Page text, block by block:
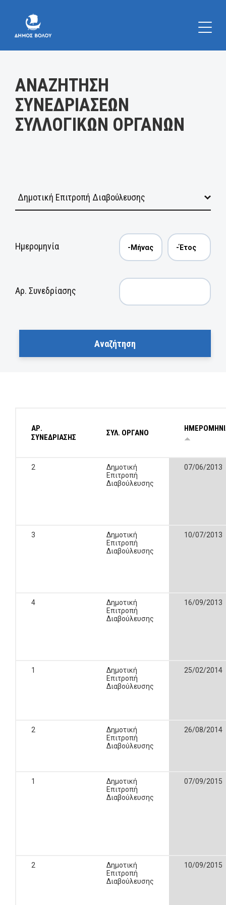
ΑΝΑΖΗΤΗΣΗ
ΣΥΝΕΔΡΙΑΣΕΩΝ
ΣΥΛΛΟΓΙΚΩΝ ΟΡΓΑΝΩΝ
Ημερομηνία
Αρ. Συνεδρίασης
ΑΡ.
ΣΥΝΕΔΡΙΑΣΗΣ
ΣΥΛ. ΟΡΓΑΝΟ
2
Δημοτική
Επιτροπή
Διαβούλευσης
07/06/2013
3
Δημοτική
Επιτροπή
Διαβούλευσης
10/07/2013
4
Δημοτική
Επιτροπή
Διαβούλευσης
16/09/2013
1
Δημοτική
Επιτροπή
Διαβούλευσης
25/02/2014
2
Δημοτική
Επιτροπή
Διαβούλευσης
26/08/2014
1
Δημοτική
Επιτροπή
Διαβούλευσης
07/09/2015
2
Δημοτική
Επιτροπή
Διαβούλευσης
10/09/2015